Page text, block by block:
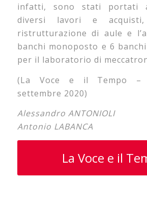
infatti, sono stati portati
diversi lavori e
ristrutturazione di aule e
banchi monoposto e 6
per il laboratorio di
(La Voce e il Tempo –
settembre 2020)
Alessandro ANTONIOLI
Antonio LABANCA
La Voce e il